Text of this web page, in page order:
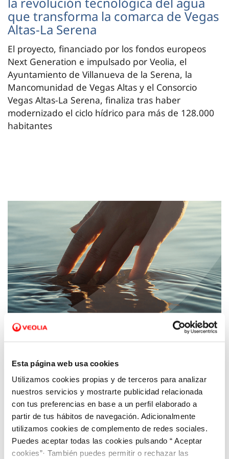
Esta página web usa cookies
Utilizamos cookies propias y de terceros para analizar
nuestros servicios y mostrarte publicidad relacionada
con tus preferencias en base a un perfil elaborado a
partir de tus hábitos de navegación. Adicionalmente
utilizamos cookies de complemento de redes sociales.
Puedes aceptar todas las cookies pulsando “ Aceptar
cookies”· También puedes permitir o rechazar las
que transforma la comarca de Vegas
Altas-La Serena
El proyecto, financiado por los fondos europeos
Next Generation e impulsado por Veolia, el
Ayuntamiento de Villanueva de la Serena, la
Mancomunidad de Vegas Altas y el Consorcio
Vegas Altas-La Serena, finaliza tras haber
modernizado el ciclo hídrico para más de 128.000
habitantes
Aquanex es ahora Veolia